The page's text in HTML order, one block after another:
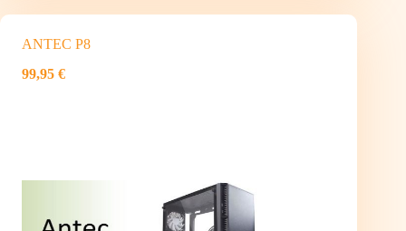
ANTEC P8
99,95 €